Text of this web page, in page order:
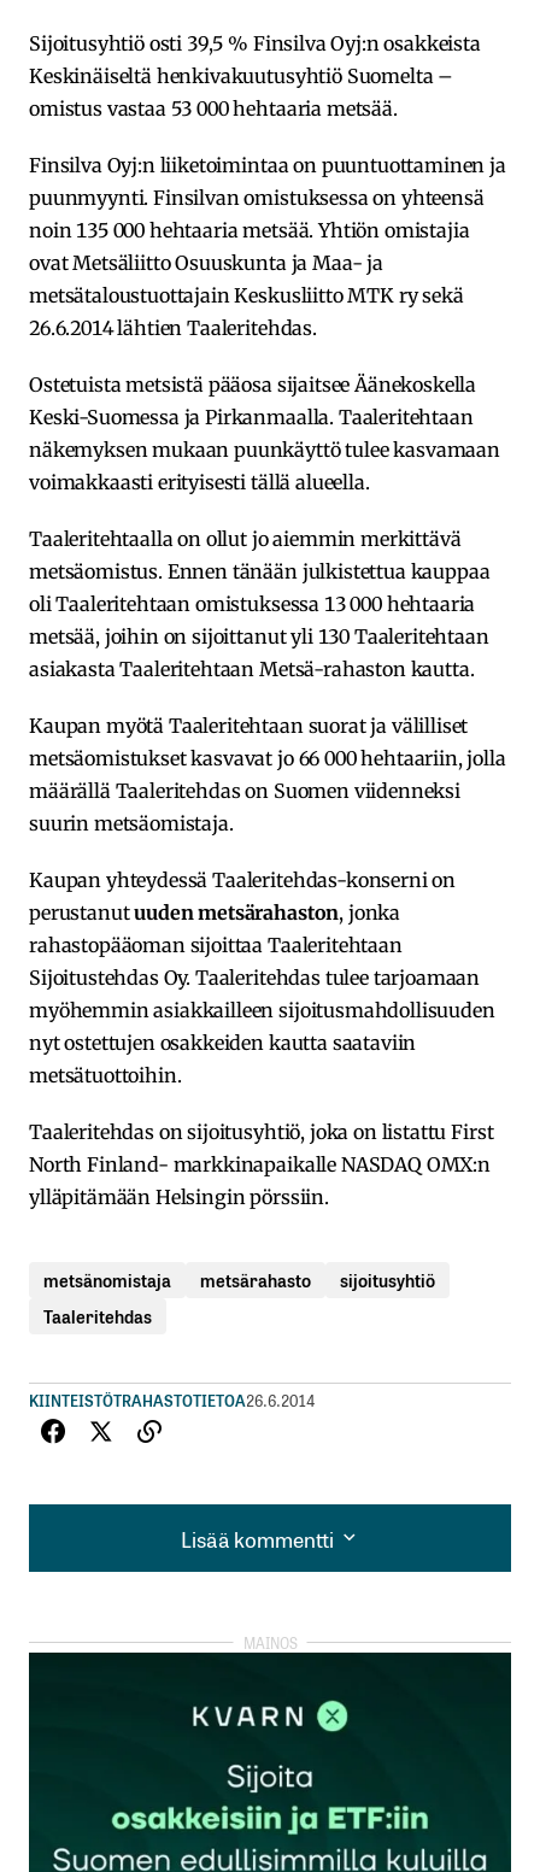
Sijoitusyhtiö osti 39,5 % Finsilva Oyj:n osakkeista
Keskinäiseltä henkivakuutusyhtiö Suomelta –
omistus vastaa 53 000 hehtaaria metsää.
Finsilva Oyj:n liiketoimintaa on puuntuottaminen ja
puunmyynti. Finsilvan omistuksessa on yhteensä
noin 135 000 hehtaaria metsää. Yhtiön omistajia
ovat Metsäliitto Osuuskunta ja Maa- ja
metsätaloustuottajain Keskusliitto MTK ry sekä
26.6.2014 lähtien Taaleritehdas.
Ostetuista metsistä pääosa sijaitsee Äänekoskella
Keski-Suomessa ja Pirkanmaalla. Taaleritehtaan
näkemyksen mukaan puunkäyttö tulee kasvamaan
voimakkaasti erityisesti tällä alueella.
Taaleritehtaalla on ollut jo aiemmin merkittävä
metsäomistus. Ennen tänään julkistettua kauppaa
oli Taaleritehtaan omistuksessa 13 000 hehtaaria
metsää, joihin on sijoittanut yli 130 Taaleritehtaan
asiakasta Taaleritehtaan Metsä-rahaston kautta.
Kaupan myötä Taaleritehtaan suorat ja välilliset
metsäomistukset kasvavat jo 66 000 hehtaariin, jolla
määrällä Taaleritehdas on Suomen viidenneksi
suurin metsäomistaja.
Kaupan yhteydessä Taaleritehdas-konserni on
perustanutuuden metsärahaston, jonka
rahastopääoman sijoittaa Taaleritehtaan
Sijoitustehdas Oy. Taaleritehdas tulee tarjoamaan
myöhemmin asiakkailleen sijoitusmahdollisuuden
nyt ostettujen osakkeiden kautta saataviin
metsätuottoihin.
Taaleritehdas on sijoitusyhtiö, joka on listattu First
North Finland- markkinapaikalle NASDAQ OMX:n
ylläpitämään Helsingin pörssiin.
metsänomistaja metsärahasto
sijoitusyhtiö
Taaleritehdas
KIINTEISTÖTRAHASTOTIETOA26.6.2014
Lisää kommentti
Lisää kommentti
kirjautua
rekisteröityä